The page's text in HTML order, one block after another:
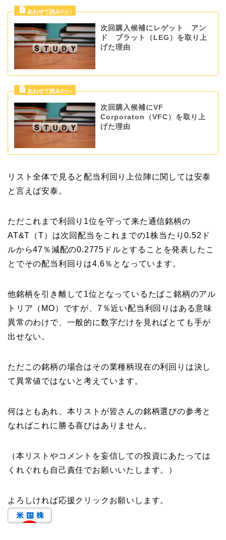
次回購入候補にレゲット アン
ド プラット（LEG）を取り上
げた理由
次回購入候補にVF
Corporaton（VFC）を取り上
げた理由
リスト全体で見ると配当利回り上位陣に関しては安泰
と言えば安泰。
ただこれまで利回り1位を守って来た通信銘柄の
AT&T（T）は次回配当をこれまでの1株当たり0.52ド
ルから47％減配の0.2775ドルとすることを発表したこ
とでその配当利回りは4.6％となっています。
他銘柄を引き離して1位となっているたばこ銘柄のアル
トリア（MO）ですが、7％近い配当利回りはある意味
異常のわけで、一般的に数字だけを見ればとても手が
出せない。
ただこの銘柄の場合はその業種柄現在の利回りは決し
て異常値ではないと考えています。
何はともあれ、本リストが皆さんの銘柄選びの参考と
なればこれに勝る喜びはありません。
（本リストやコメントを妄信しての投資にあたっては
くれぐれも自己責任でお願いいたします。）
よろしければ応援クリックお願いします。